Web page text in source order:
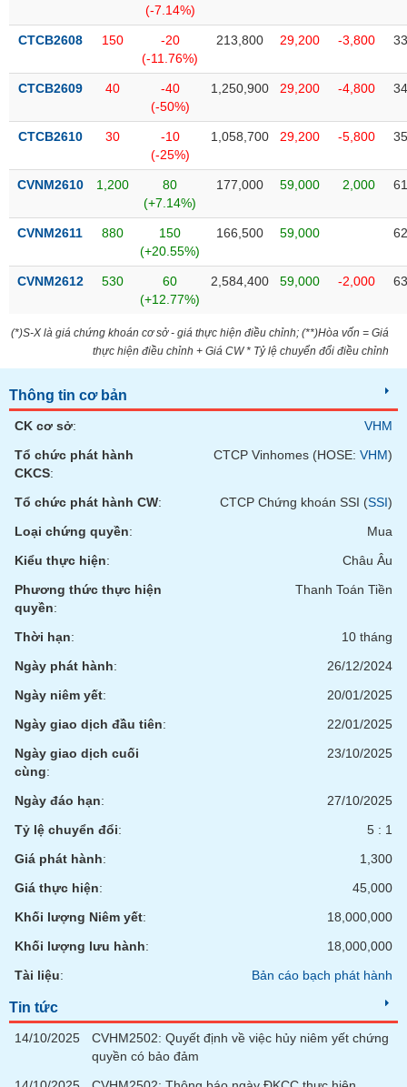
(-7.14%)
CTCB2608 150
-20
(-11.76%)
213,800 29,200 -3,800
CTCB2609 40
-40
(-50%)
1,250,900 29,200 -4,800
CTCB2610 30
-10
(-25%)
1,058,700 29,200 -5,800
CVNM2610 1,200
80
(+7.14%)
177,000 59,000 2,000
CVNM2611 880
150
(+20.55%)
166,500 59,000
CVNM2612 530
60
(+12.77%)
2,584,400 59,000 -2,000
(*)S-X là giá chứng khoán cơ sở - giá thực hiện điều chỉnh; (**)Hòa vốn = Giá
thực hiện điều chỉnh + Giá CW * Tỷ lệ chuyển đổi điều chỉnh
Thông tin cơ bản
CK cơ sở:
VHM
Tổ chức phát hành
CKCS:
CTCP Vinhomes (HOSE: VHM)
Tổ chức phát hành CW: CTCP Chứng khoán SSI (SSI)
Loại chứng quyền:
Mua
Kiểu thực hiện:
Châu Âu
Phương thức thực hiện
quyền:
Thanh Toán Tiền
Thời hạn:
10 tháng
Ngày phát hành:
26/12/2024
Ngày niêm yết:
20/01/2025
Ngày giao dịch đầu tiên:
22/01/2025
Ngày giao dịch cuối
cùng:
23/10/2025
Ngày đáo hạn:
27/10/2025
Tỷ lệ chuyển đổi:
5 : 1
Giá phát hành:
1,300
Giá thực hiện:
45,000
Khối lượng Niêm yết:
18,000,000
Khối lượng lưu hành:
18,000,000
Tài liệu: Bản cáo bạch phát hành
Tin tức
14/10/2025
CVHM2502: Quyết định về việc hủy niêm yết chứng
quyền có bảo đảm
Tin
tức
Bài
viết
giả
(-)
cáo
phân
Thuật
(-)
Dịch
vụ
(-)
Đào
tạo
Sách
tài
Công
đầu
tư
Truyền
tài